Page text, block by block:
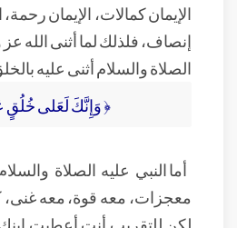
الإيمان كمالات، الإيمان
إنصاف، فلذلك لما أثنى الله
الصلاة والسلام أثنى عليه
﴿ وَإِنَّكَ لَعَلى
أما النبي عليه الصلاة
معجزات، معه قوة، معه غنى،